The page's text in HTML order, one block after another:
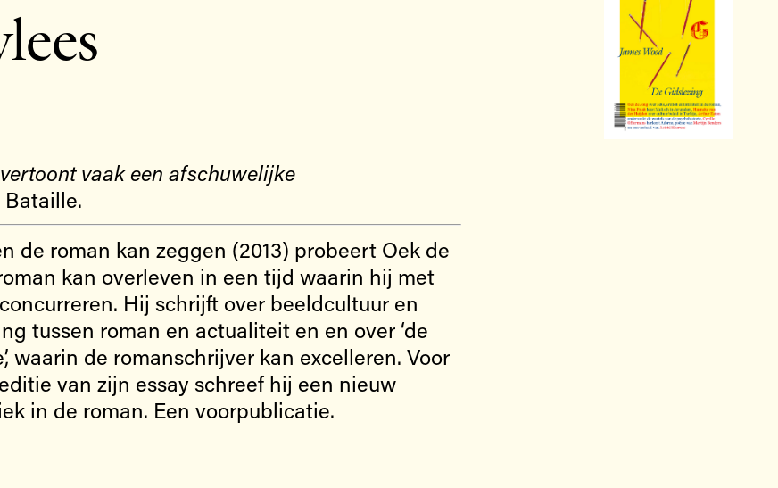
vaak een afschuwelijke
Bataille.
de roman kan zeggen (2013) probeert Oek de
kan overleven in een tijd waarin hij met
Hij schrijft over beeldcultuur en
tussen roman en actualiteit en en over ‘de
waarin de romanschrijver kan excelleren. Voor
van zijn essay schreef hij een nieuw
in de roman. Een voorpublicatie.